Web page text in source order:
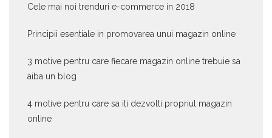
Cele mai noi trenduri e-commerce in 2018
Principii esentiale in promovarea unui magazin online
3 motive pentru care fiecare magazin online trebuie sa
aiba un blog
4 motive pentru care sa iti dezvolti propriul magazin
online